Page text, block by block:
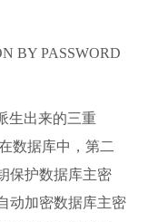
BY PASSWORD
生出来的三重
数据库中，第二
保护数据库主密
动加密数据库主密